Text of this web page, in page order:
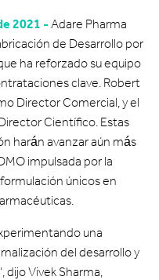
2021 -Adare Pharma
de Desarrollo por
ha reforzado su equipo
clave. Robert
Director Comercial, y el
Científico. Estas
harán avanzar aún más
impulsada por la
únicos en
una
del desarrollo y
dijo Vivek Sharma,